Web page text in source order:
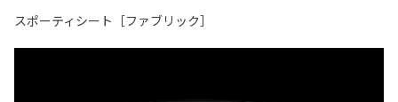
スポーティシート［ファブリック］